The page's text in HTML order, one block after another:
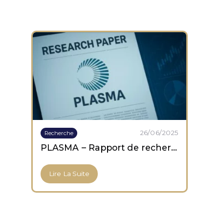
Recherche 26/06/2025
PLASMA – Rapport de recherche
Lire La Suite